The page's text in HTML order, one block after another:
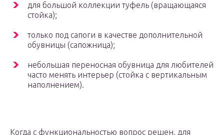
для большой коллекции туфель (вращающаяся
стойка);
только под сапоги в качестве дополнительной
обувницы (сапожница);
небольшая переносная обувница для любителей
часто менять интерьер (стойка с вертикальным
наполнением).
Когда с функциональностью вопрос решен, для